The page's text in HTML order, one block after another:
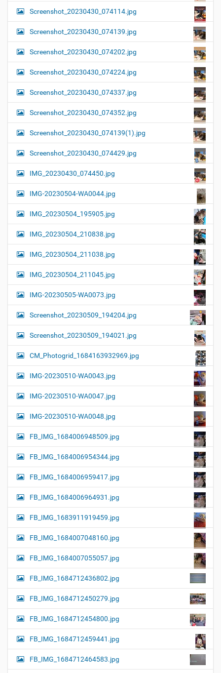
Screenshot_20230430_074114.jpg
Screenshot_20230430_074139.jpg
Screenshot_20230430_074202.jpg
Screenshot_20230430_074224.jpg
Screenshot_20230430_074337.jpg
Screenshot_20230430_074352.jpg
Screenshot_20230430_074139(1).jpg
Screenshot_20230430_074429.jpg
IMG_20230430_074450.jpg
IMG-20230504-WA0044.jpg
IMG_20230504_195905.jpg
IMG_20230504_210838.jpg
IMG_20230504_211038.jpg
IMG_20230504_211045.jpg
IMG-20230505-WA0073.jpg
Screenshot_20230509_194204.jpg
Screenshot_20230509_194021.jpg
CM_Photogrid_1684163932969.jpg
IMG-20230510-WA0043.jpg
IMG-20230510-WA0047.jpg
IMG-20230510-WA0048.jpg
FB_IMG_1684006948509.jpg
FB_IMG_1684006954344.jpg
FB_IMG_1684006959417.jpg
FB_IMG_1684006964931.jpg
FB_IMG_1683911919459.jpg
FB_IMG_1684007048160.jpg
FB_IMG_1684007055057.jpg
FB_IMG_1684712436802.jpg
FB_IMG_1684712450279.jpg
FB_IMG_1684712454800.jpg
FB_IMG_1684712459441.jpg
FB_IMG_1684712464583.jpg